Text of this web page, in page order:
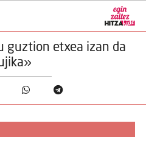
guztion etxea izan da